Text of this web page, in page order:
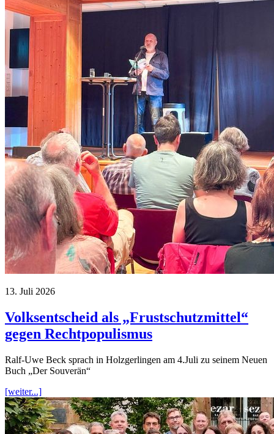
13. Juli 2026
Volksentscheid als „Frustschutzmittel“
gegen Rechtpopulismus
Ralf-Uwe Beck sprach in Holzgerlingen am 4.Juli zu seinem Neuen
Buch „Der Souverän“
[weiter...]